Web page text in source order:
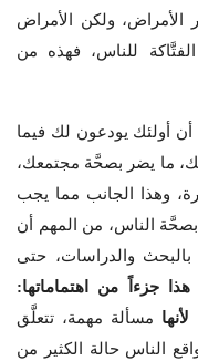
ولكن الأمراض
الفتَّاكة للناس، فهذه من
أن أولئك يودعون لك فيما
ما يضر بصحَّة مجتمعك،
وهذا الجانب مما يجب
بصحَّة الناس، من المهم أن
والدراسات، حتى
جزءاً من اهتماماتها:
لأنها مسألة مهمة، تتعلَّق
الناس حالة الكثير من